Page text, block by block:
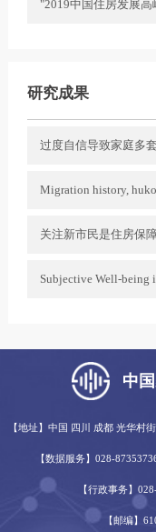
研究成果
过度自信导致家庭多
Migration history,
关注新市民是住房保
Subjective Well-being
【地址】中国 四川 成都 光华村
【数据服务】028-
【行政事务】
【邮编】
中